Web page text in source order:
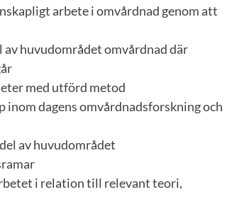
arbete i omvårdnad genom att
huvudområdet omvårdnad där
med utförd metod
inom dagens omvårdnadsforskning och
av huvudområdet
i relation till relevant teori,